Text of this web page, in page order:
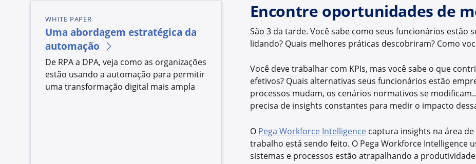
WHITE PAPER
Uma abordagem estratégica da
automação
De RPA a DPA, veja como as organizações
estão usando a automação para permitir
uma transformação digital mais ampla
Encontre oportunidades de
São 3 da tarde. Você sabe como seus funcionários estão
lidando? Quais melhores práticas descobriram? Como
Você deve trabalhar com KPIs, mas você sabe o que
efetivos? Quais alternativas seus funcionários estão
processos mudam, os cenários normativos se
precisa de insights constantes para medir o impacto
O Pega Workforce Intelligencecaptura insights na área
trabalho está sendo feito. O Pega Workforce Intelligence
sistemas e processos estão atrapalhando a